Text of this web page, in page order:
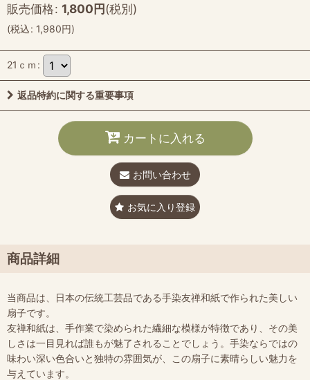
販売価格: 1,800円(税別)
(税込: 1,980円)
21ｃｍ :
返品特約に関する重要事項
カートに入れる
お問い合わせ
お気に入り登録
商品詳細
当商品は、日本の伝統工芸品である手染友禅和紙で作られた美しい
扇子です。
友禅和紙は、手作業で染められた繊細な模様が特徴であり、その美
しさは一目見れば誰もが魅了されることでしょう。手染ならではの
味わい深い色合いと独特の雰囲気が、この扇子に素晴らしい魅力を
与えています。